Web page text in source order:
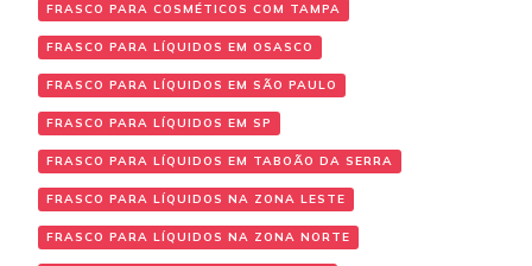
FRASCO PARA COSMÉTICOS COM TAMPA
FRASCO PARA LÍQUIDOS EM OSASCO
FRASCO PARA LÍQUIDOS EM SÃO PAULO
FRASCO PARA LÍQUIDOS EM SP
FRASCO PARA LÍQUIDOS EM TABOÃO DA SERRA
FRASCO PARA LÍQUIDOS NA ZONA LESTE
FRASCO PARA LÍQUIDOS NA ZONA NORTE